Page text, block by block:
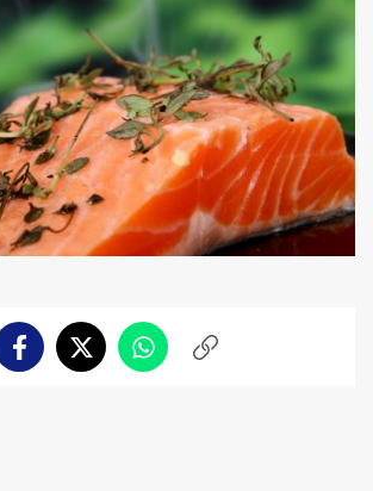
FacebookTwitterWhatsappCopiar